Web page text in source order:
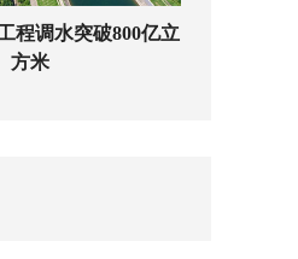
程调水突破800亿立
方米